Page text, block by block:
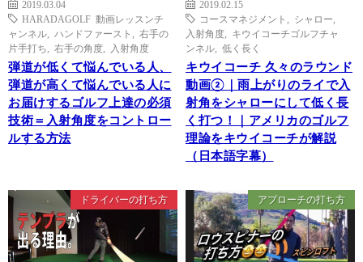
2019.03.04
HARADAGOLF 動画レッスンチ
ャンネル
ハンドファースト
右手の
片手打ち
右手の角度 入射角度
弾道が低くて悩んでいる人、
弾道が高くて悩んでいる人に
お届けするゴルフ上達の必須
技術＝入射角度をコントロー
ルする方法
2019.02.15
コースマネジメント
シャロー
入射角度
キウイコーチゴルフチャ
ンネル
低く長く
キウイコーチ 久々のラウンド
動画②｜雨上がりのライで入
射角をシャローにして低く長
く打つ！｜アメリカのゴルフ
理論をキウイコーチが解説
（日本語字幕）
ドライバーの打ち方 アプローチの打ち方